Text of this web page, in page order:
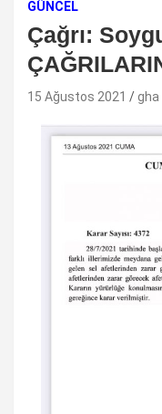
GÜNCEL
Çağrı:
15 Ağustos 2021 gha